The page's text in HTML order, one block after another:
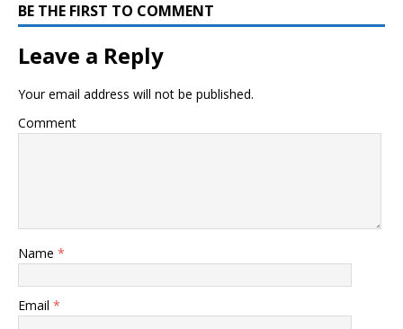
BE THE FIRST TO COMMENT
Leave a Reply
Your email address will not be published.
Comment
Name *
Email *